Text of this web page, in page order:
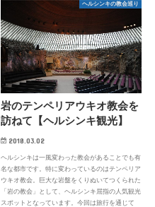
ヘルシンキの教会巡り
岩のテンペリアウキオ教会を
訪ねて【ヘルシンキ観光】
2018.03.02
ヘルシンキは一風変わった教会があることでも有
名な都市です。特に変わっているのはテンペリア
ウキオ教会。巨大な岩盤をくりぬいてつくられた
「岩の教会」として、ヘルシンキ屈指の人気観光
スポットとなっています。今回は旅行を通じて